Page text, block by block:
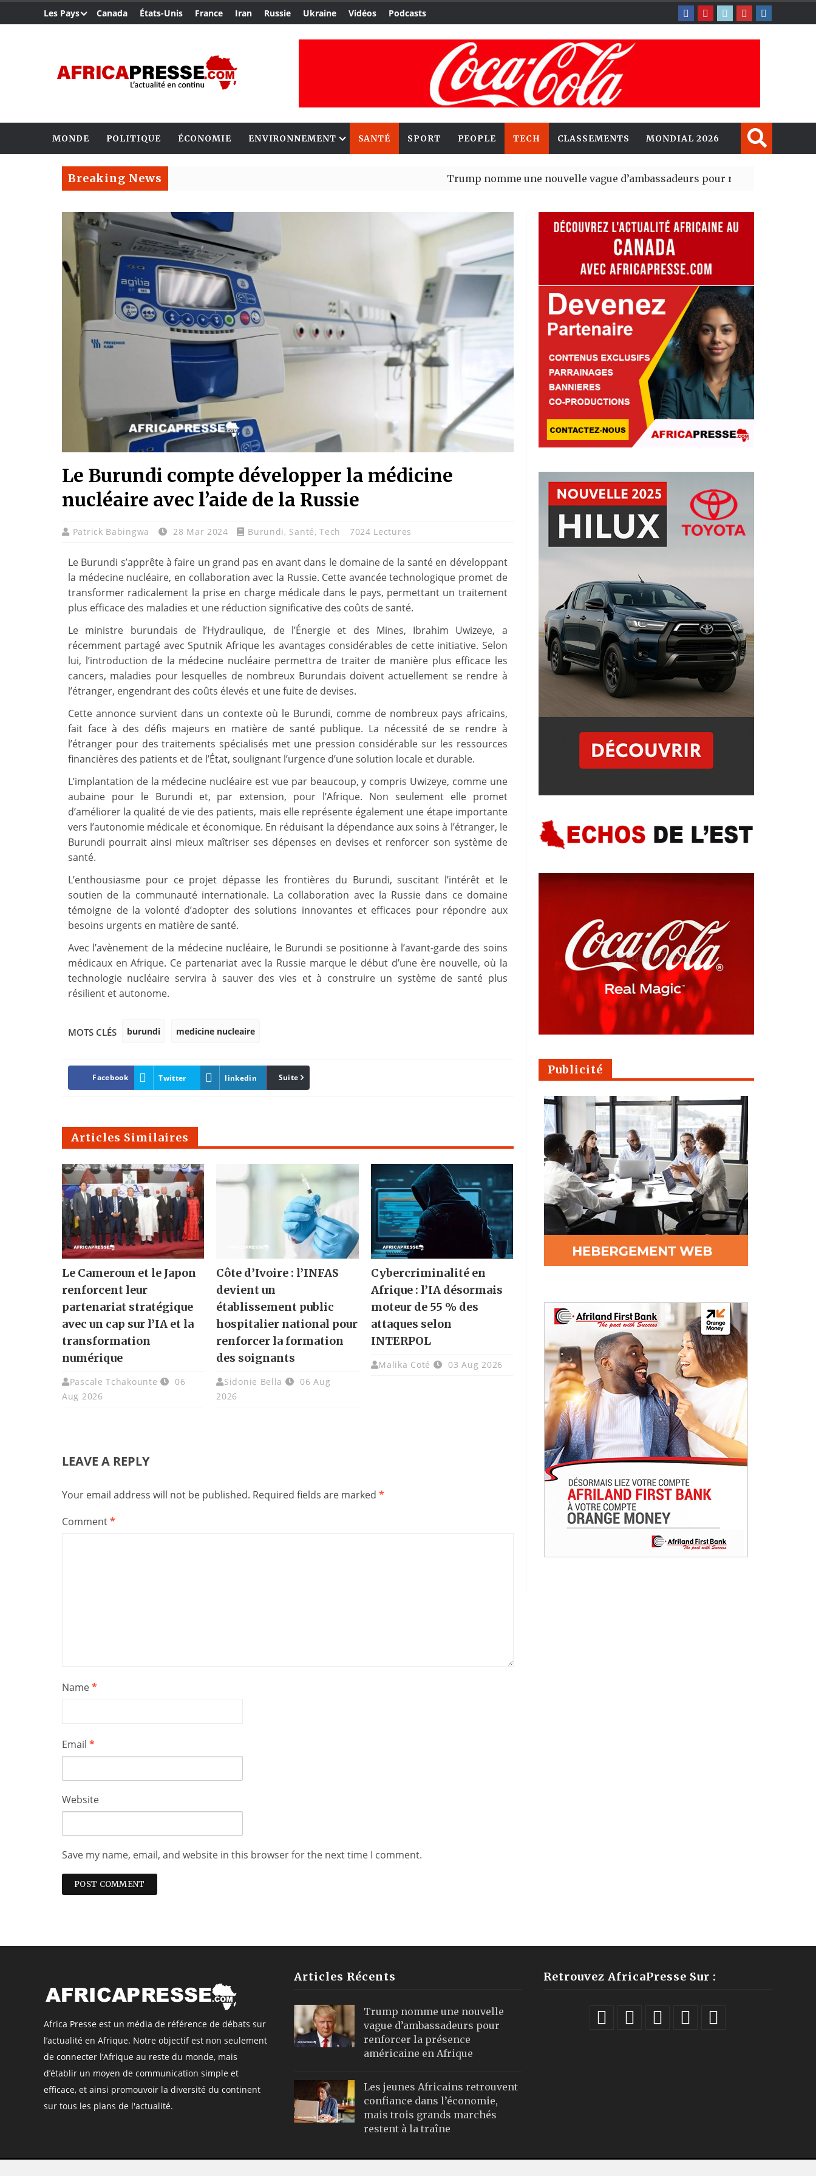
Les Pays Canada États-Unis France Iran Russie Ukraine Vidéos Podcasts
MONDE POLITIQUE ÉCONOMIE ENVIRONNEMENT SANTÉ SPORT PEOPLE TECH CLASSEMENTS MONDIAL 2026
Breaking News Trump nomme une nouvelle vague d’ambassadeurs pour renforcer la présence
Le Burundi compte développer la médicine
nucléaire avec l’aide de la Russie
Patrick Babingwa 28 Mar 2024 Burundi, Santé,Tech 7024 Lectures
Le Burundi s’apprête à faire un grand pas en avant dans le domaine de la santé en développant
la médecine nucléaire, en collaboration avec la Russie. Cette avancée technologique promet de
transformer radicalement la prise en charge médicale dans le pays, permettant un traitement
plus efficace des maladies et une réduction significative des coûts de santé.
Le ministre burundais de l’Hydraulique, de l’Énergie et des Mines, Ibrahim Uwizeye, a
récemment partagé avec Sputnik Afrique les avantages considérables de cette initiative. Selon
lui, l’introduction de la médecine nucléaire permettra de traiter de manière plus efficace les
cancers, maladies pour lesquelles de nombreux Burundais doivent actuellement se rendre à
l’étranger, engendrant des coûts élevés et une fuite de devises.
Cette annonce survient dans un contexte où le Burundi, comme de nombreux pays africains,
fait face à des défis majeurs en matière de santé publique. La nécessité de se rendre à
l’étranger pour des traitements spécialisés met une pression considérable sur les ressources
financières des patients et de l’État, soulignant l’urgence d’une solution locale et durable.
L’implantation de la médecine nucléaire est vue par beaucoup, y compris Uwizeye, comme une
aubaine pour le Burundi et, par extension, pour l’Afrique. Non seulement elle promet
d’améliorer la qualité de vie des patients, mais elle représente également une étape importante
vers l’autonomie médicale et économique. En réduisant la dépendance aux soins à l’étranger, le
Burundi pourrait ainsi mieux maîtriser ses dépenses en devises et renforcer son système de
santé.
L’enthousiasme pour ce projet dépasse les frontières du Burundi, suscitant l’intérêt et le
soutien de la communauté internationale. La collaboration avec la Russie dans ce domaine
témoigne de la volonté d’adopter des solutions innovantes et efficaces pour répondre aux
besoins urgents en matière de santé.
Avec l’avènement de la médecine nucléaire, le Burundi se positionne à l’avant-garde des soins
médicaux en Afrique. Ce partenariat avec la Russie marque le début d’une ère nouvelle, où la
technologie nucléaire servira à sauver des vies et à construire un système de santé plus
résilient et autonome.
MOTS CLÉS burundi medicine nucleaire
Facebook Twitter linkedin Pinterest
Suite
Articles Similaires
Le Cameroun et le Japon
renforcent leur
partenariat stratégique
avec un cap sur l’IA et la
transformation
numérique
Pascale Tchakounte
06
Aug 2026
Côte d’Ivoire : l’INFAS
devient un
établissement public
hospitalier national pour
renforcer la formation
des soignants
Sidonie Bella
06 Aug
2026
Cybercriminalité en
Afrique : l’IA désormais
moteur de 55 % des
attaques selon
INTERPOL
Malika Coté 03 Aug 2026
LEAVE A REPLY
Your email address will not be published. Required fields are marked *
Comment*
Name*
Email *
Website
Save my name, email, and website in this browser for the next time I comment.
Publicité
Africa Presse est un média de référence de débats sur
l’actualité en Afrique. Notre objectif est non seulement
de connecter l’Afrique au reste du monde, mais
d’établir un moyen de communication simple et
efficace, et ainsi promouvoir la diversité du continent
sur tous les plans de l'actualité.
Articles Récents
Trump nomme une nouvelle
vague d’ambassadeurs pour
renforcer la présence
américaine en Afrique
Les jeunes Africains retrouvent
confiance dans l’économie,
mais trois grands marchés
restent à la traîne
Retrouvez AfricaPresse Sur :